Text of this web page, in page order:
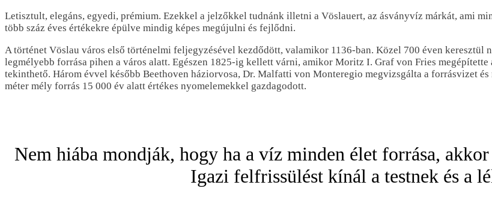
Letisztult, elegáns, egyedi, prémium. Ezekkel a jelzőkkel tudnánk illetni a Vöslauert, az ásványvíz márkát, ami
több száz éves értékekre épülve mindig képes megújulni és fejlődni.
A történet Vöslau város első történelmi feljegyzésével kezdődött, valamikor 1136-ban. Közel 700 éven
legmélyebb forrása pihen a város alatt. Egészen 1825-ig kellett várni, amikor Moritz I. Graf von Fries
tekinthető. Három évvel később Beethoven háziorvosa, Dr. Malfatti von Monteregio megvizsgálta a forrásvizet
méter mély forrás 15 000 év alatt értékes nyomelemekkel gazdagodott.
Nem hiába mondják, hogy ha a víz minden élet forrása,
Igazi felfrissülést kínál a testnek és a